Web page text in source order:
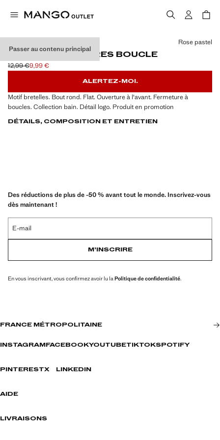
Passer au contenu principal
SANDALES LANIÈRES BOUCLE
Prix initial barré [12,99 € ]
12,99 €
Prix actuel [9,99 € ]
9,99 €
Choisissez une couleur
Rose pastel
ALERTEZ-MOI.
Motif bretelles. Bout rond. Flat. Ouverture à l'avant. Fermeture à
boucles. Collection bain. Détail logo. Produit en promotion
DÉTAILS, COMPOSITION ET ENTRETIEN
Des réductions de plus de -50 % avant tout le monde. Inscrivez-vous
dès maintenant !
E-mail
M’INSCRIRE
En vous inscrivant, vous confirmez avoir lu la Politique de confidentialité.
FRANCE MÉTROPOLITAINE
INSTAGRAM FACEBOOKYOUTUBETIKTOKSPOTIFY
PINTERESTX LINKEDIN
AIDE
LIVRAISONS